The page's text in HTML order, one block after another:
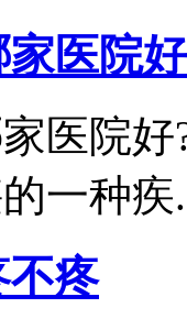
医院好
医院
一种疾
不疼